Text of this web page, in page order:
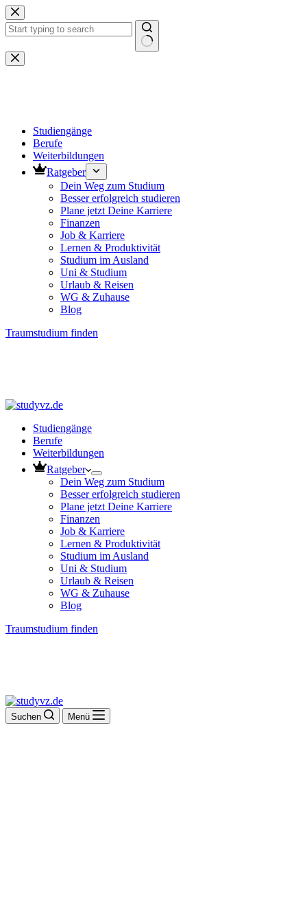
Zum
Inhalt
springen
Keine
Ergebnisse
Studiengänge
Berufe
Weiterbildungen
Ratgeber
Dein Weg zum Studium
Besser erfolgreich studieren
Plane jetzt Deine Karriere
Finanzen
Job & Karriere
Lernen & Produktivität
Studium im Ausland
Uni & Studium
Urlaub & Reisen
WG & Zuhause
Blog
Traumstudium finden
Studiengänge
Berufe
Weiterbildungen
Ratgeber
Dein Weg zum Studium
Besser erfolgreich studieren
Plane jetzt Deine Karriere
Finanzen
Job & Karriere
Lernen & Produktivität
Studium im Ausland
Uni & Studium
Urlaub & Reisen
WG & Zuhause
Blog
Traumstudium finden
Suchen Menü